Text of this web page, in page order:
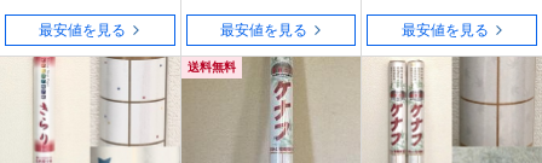
繊維・色紙漉き込み
最安値を見る
繊維・色紙漉き込み
最安値を見る
箱(30本入り)★ 強さ３
倍！植物資源
最安値を見る
送料無料